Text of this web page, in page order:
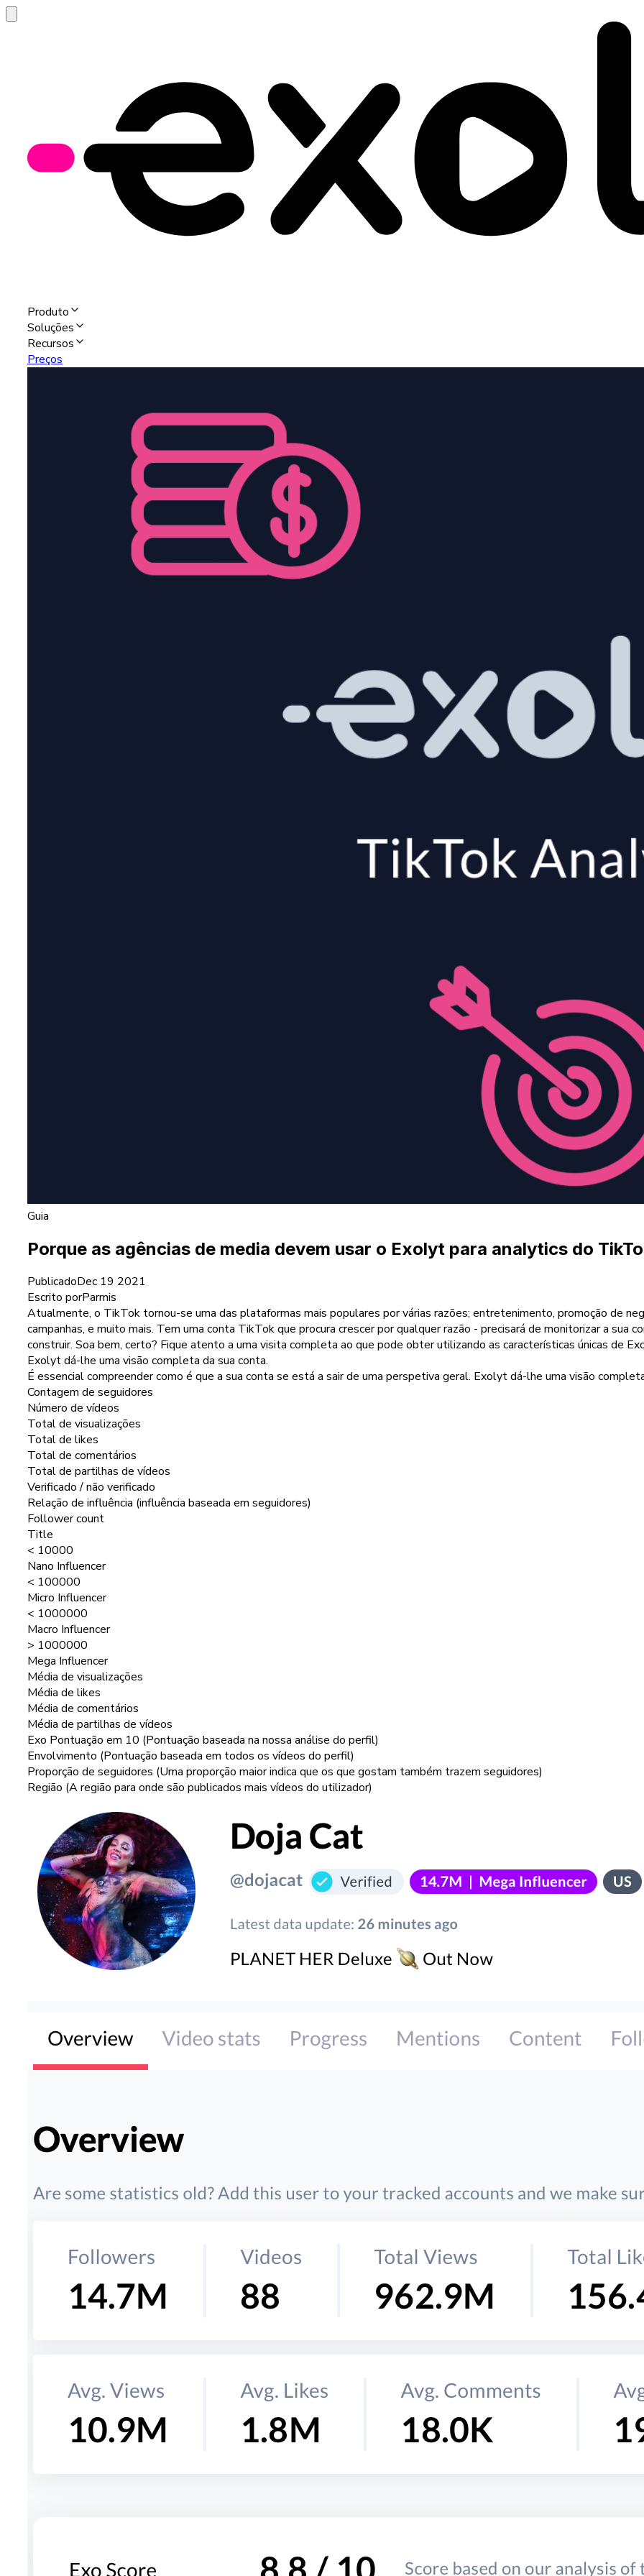
Produto
Soluções
Recursos
Preços
Guia
Porque as agências de media devem usar o Exolyt para analytics do
PublicadoDec 19 2021
Escrito porParmis
Atualmente, o TikTok tornou-se uma das plataformas mais populares por várias razões; entretenimento, promoção de
campanhas, e muito mais. Tem uma conta TikTok que procura crescer por qualquer razão - precisará de monitorizar a sua
construir. Soa bem, certo? Fique atento a uma visita completa ao que pode obter utilizando as características únicas de
Exolyt dá-lhe uma visão completa da sua conta.
É essencial compreender como é que a sua conta se está a sair de uma perspetiva geral. Exolyt dá-lhe uma visão
Contagem de seguidores
Número de vídeos
Total de visualizações
Total de likes
Total de comentários
Total de partilhas de vídeos
Verificado / não verificado
Relação de influência (influência baseada em seguidores)
Follower count
Title
< 10000
Nano Influencer
< 100000
Micro Influencer
< 1000000
Macro Influencer
> 1000000
Mega Influencer
Média de visualizações
Média de likes
Média de comentários
Média de partilhas de vídeos
Exo Pontuação em 10 (Pontuação baseada na nossa análise do perfil)
Envolvimento (Pontuação baseada em todos os vídeos do perfil)
Proporção de seguidores (Uma proporção maior indica que os que gostam também trazem seguidores)
Região (A região para onde são publicados mais vídeos do utilizador)